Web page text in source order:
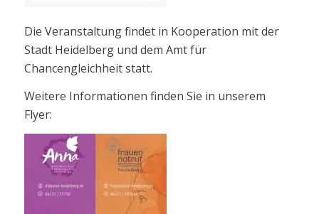
Die Veranstaltung findet in Kooperation mit der
Stadt Heidelberg und dem Amt für
Chancengleichheit statt.
Weitere Informationen finden Sie in unserem
Flyer: